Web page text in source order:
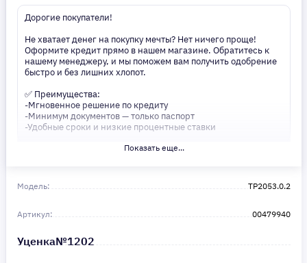
Дорогие покупатели!
Не хватает денег на покупку мечты? Нет ничего проще!
Оформите кредит прямо в нашем магазине. Обратитесь к
нашему менеджеру, и мы поможем вам получить одобрение
быстро и без лишних хлопот.
✅ Преимущества:
-Мгновенное решение по кредиту
-Минимум документов — только паспорт
-Удобные сроки и низкие процентные ставки
Не откладывайте свои желания на потом! Получите то, что
Показать еще...
Модель: TP2053.0.2
Артикул: 00479940
Уценка№1202